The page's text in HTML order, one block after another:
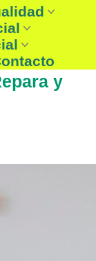
2025social
nuestro y